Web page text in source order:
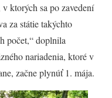
ktorých sa po zavedení
za státie takýchto
počet,“ doplnila
nariadenia, ktoré v
začne plynúť 1. mája.